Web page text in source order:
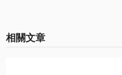
相關文章